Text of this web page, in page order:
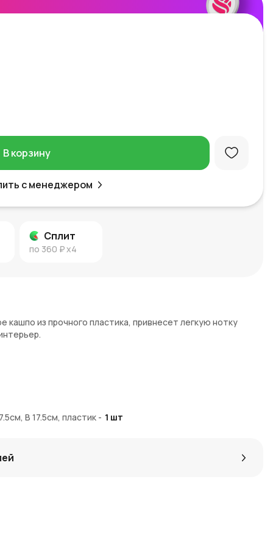
В корзину
с менеджером
Сплит
по 360 ₽x4
кашпо из прочного пластика, привнесет легкую нотку
интерьера, подарок
В 17.5см, пластик - 1 шт